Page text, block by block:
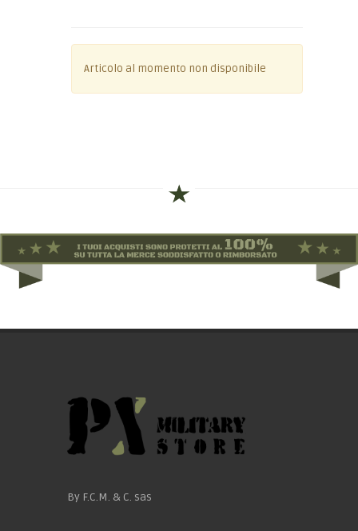
Articolo al momento non disponibile
By F.C.M. & C. sas